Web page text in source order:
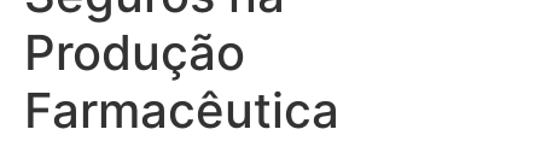
Produção
Farmacêutica